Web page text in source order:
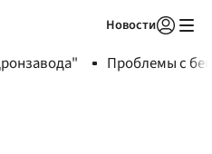
Новости
Проблемы с